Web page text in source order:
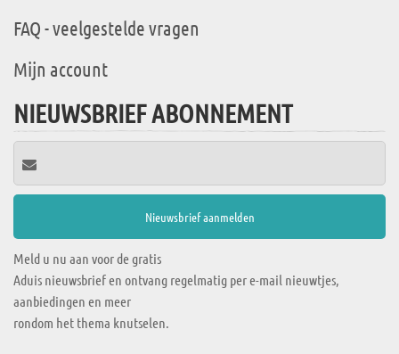
FAQ - veelgestelde vragen
Mijn account
NIEUWSBRIEF ABONNEMENT
Meld u nu aan voor de gratis
Aduis nieuwsbrief en ontvang regelmatig per e-mail nieuwtjes,
aanbiedingen en meer
rondom het thema knutselen.